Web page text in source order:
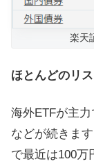
楽天
ほとんどのリ
海外ETFが主力
などが続きま
で最近は100万